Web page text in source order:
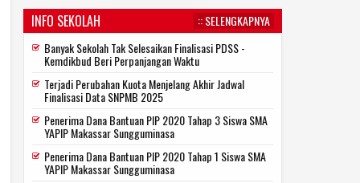
INFO SEKOLAH
:: SELENGKAPNYA
Banyak Sekolah Tak Selesaikan Finalisasi PDSS -
Kemdikbud Beri Perpanjangan Waktu
Terjadi Perubahan Kuota Menjelang Akhir Jadwal
Finalisasi Data SNPMB 2025
Penerima Dana Bantuan PIP 2020 Tahap 3 Siswa SMA
YAPIP Makassar Sungguminasa
Penerima Dana Bantuan PIP 2020 Tahap 1 Siswa SMA
YAPIP Makassar Sungguminasa